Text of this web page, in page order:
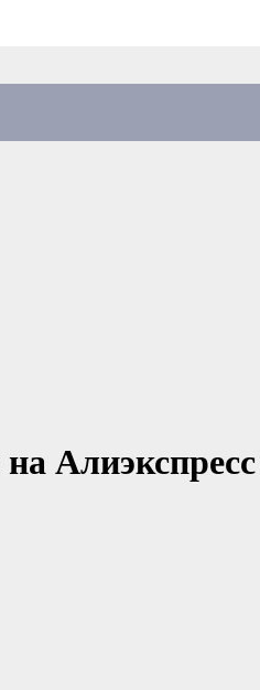
Алиэкспресс